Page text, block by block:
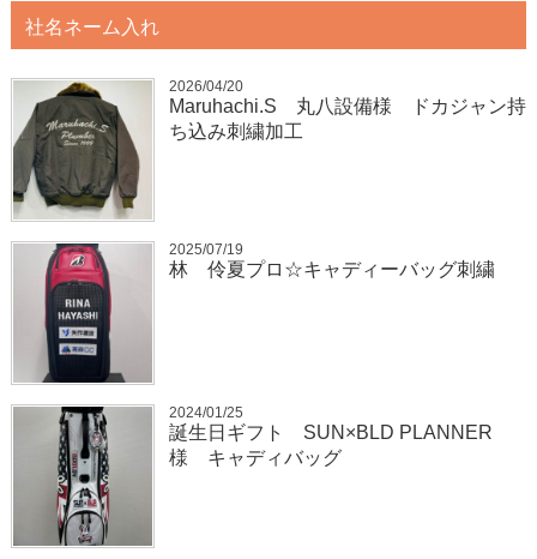
社名ネーム入れ
2026/04/20
Maruhachi.S 丸八設備様 ドカジャン持
ち込み刺繍加工
2025/07/19
林 伶夏プロ☆キャディーバッグ刺繍
2024/01/25
誕生日ギフト SUN×BLD PLANNER
様 キャディバッグ